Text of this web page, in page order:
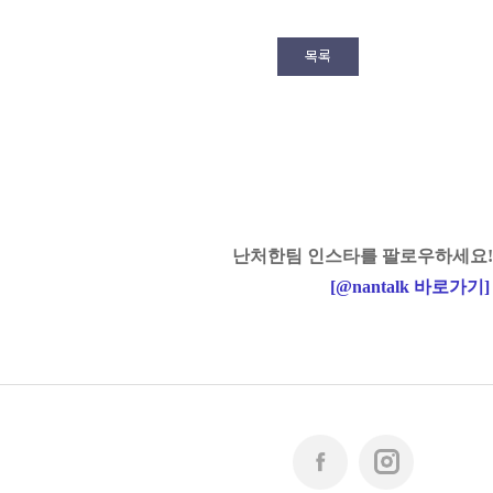
목록
난처한팀 인스타를 팔로우하세요!
[@nantalk 바로가기 ]